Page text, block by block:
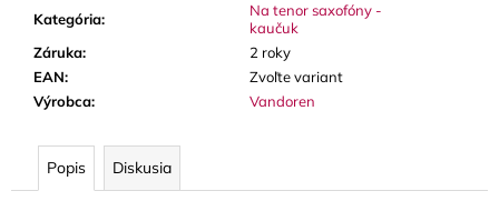
Kategória:
Na tenor saxofóny -
kaučuk
Záruka:
2 roky
EAN:
Zvoľte variant
Výrobca: Vandoren
Popis Diskusia